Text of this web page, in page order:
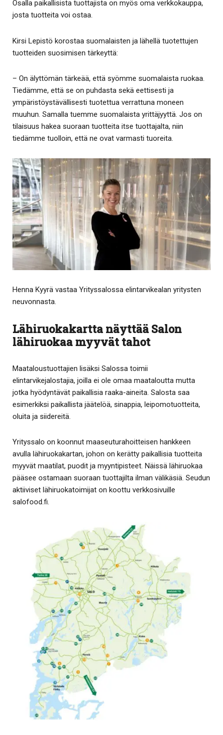
Osalla paikallisista tuottajista on myös oma verkkokauppa,
josta tuotteita voi ostaa.
Kirsi Lepistö korostaa suomalaisten ja lähellä tuotettujen
tuotteiden suosimisen tärkeyttä:
– On älyttömän tärkeää, että syömme suomalaista ruokaa.
Tiedämme, että se on puhdasta sekä eettisesti ja
ympäristöystävällisesti tuotettua verrattuna moneen
muuhun. Samalla tuemme suomalaista yrittäjyyttä. Jos on
tilaisuus hakea suoraan tuotteita itse tuottajalta, niin
tiedämme tuolloin, että ne ovat varmasti tuoreita.
Henna Kyyrä vastaa Yrityssalossa elintarvikealan yritysten
neuvonnasta.
Lähiruokakartta näyttää Salon
lähiruokaa myyvät tahot
Maataloustuottajien lisäksi Salossa toimii
elintarvikejalostajia, joilla ei ole omaa maataloutta mutta
jotka hyödyntävät paikallisia raaka-aineita. Salosta saa
esimerkiksi paikallista jäätelöä, sinappia, leipomotuotteita,
oluita ja siidereitä.
Yrityssalo on koonnut maaseuturahoitteisen hankkeen
avulla lähiruokakartan, johon on kerätty paikallisia tuotteita
myyvät maatilat, puodit ja myyntipisteet. Näissä lähiruokaa
pääsee ostamaan suoraan tuottajilta ilman välikäsiä. Seudun
aktiiviset lähiruokatoimijat on koottu verkkosivuille
salofood.fi.